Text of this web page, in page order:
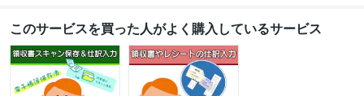
このサービスを買った人がよく購入しているサービス